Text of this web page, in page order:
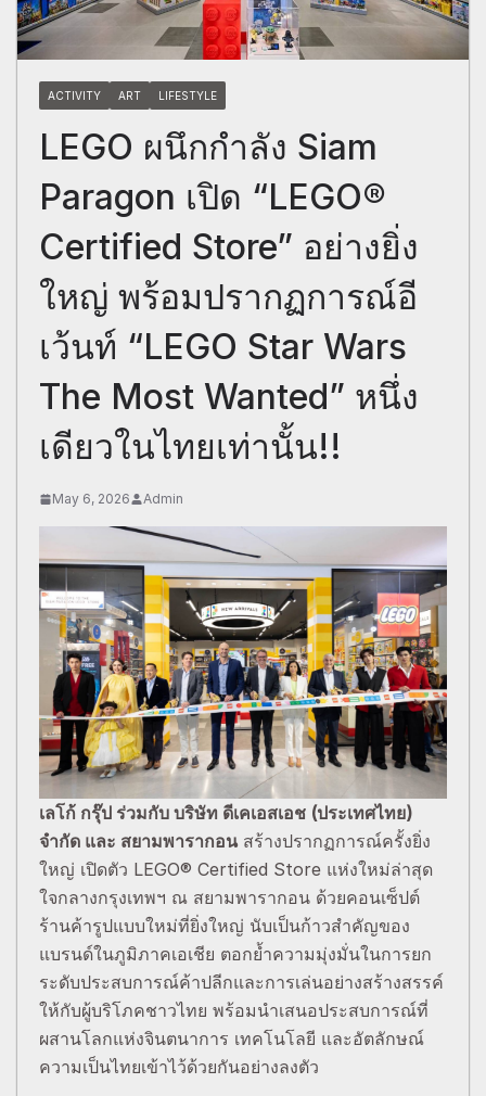
ACTIVITY ART LIFESTYLE
LEGO ผนึกกำลัง Siam
Paragon เปิด “LEGO®
Certified Store” อย่างยิ่ง
ใหญ่ พร้อมปรากฏการณ์อี
เว้นท์ “LEGO Star Wars
The Most Wanted” หนึ่ง
เดียวในไทยเท่านั้น!!
May 6, 2026 Admin
เลโก้ กรุ๊ป ร่วมกับ บริษัท ดีเคเอสเอช (ประเทศไทย)
จำกัด และ สยามพารากอนสร้างปรากฏการณ์ครั้งยิ่ง
ใหญ่ เปิดตัว LEGO® Certified Store แห่งใหม่ล่าสุด
ใจกลางกรุงเทพฯ ณ สยามพารากอน ด้วยคอนเซ็ปต์
ร้านค้ารูปแบบใหม่ที่ยิ่งใหญ่ นับเป็นก้าวสำคัญของ
แบรนด์ในภูมิภาคเอเชีย ตอกย้ำความมุ่งมั่นในการยก
ระดับประสบการณ์ค้าปลีกและการเล่นอย่างสร้างสรรค์
ให้กับผู้บริโภคชาวไทย พร้อมนำเสนอประสบการณ์ที่
ผสานโลกแห่งจินตนาการ เทคโนโลยี และอัตลักษณ์
ความเป็นไทยเข้าไว้ด้วยกันอย่างลงตัว